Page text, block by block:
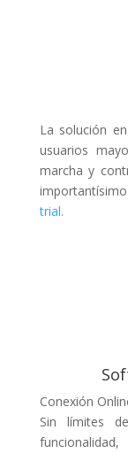
La solución
usuarios
marcha y
trial.
Conexión
Sin límites